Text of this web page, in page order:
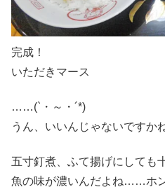
完成！
いただきマース
……(`・～・´*)
うん、いいんじゃないですか
五寸釘煮、ふて揚げにしても
魚の味が濃いんだよね……ホ